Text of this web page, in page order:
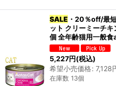
SALE ・20％off/最
ット クリーミーチ
個 全年齢猫用一般
5,227円(税込)
希望小売価格: 7,128
在庫数 13個